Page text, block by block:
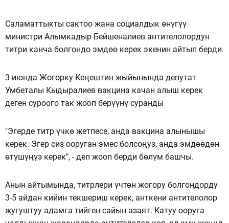
Саламаттыкты сактоо жана социалдык өнүгүү
министри Алымкадыр Бейшеналиев антителолордун
титри канча болгондо эмдөө керек экенин айтып берди.
3-июнда Жогорку Кеңештин жыйынында депутат
Умбеталы Кыдыралиев вакцина качан алыш керек
деген суроого так жооп берүүнү суранды
"Эгерде титр үчкө жетпесе, анда вакцина алынышы
керек. Эгер сиз ооруган эмес болсоңуз, анда эмдөөдөн
өтүшүңүз керек", - деп жооп берди бөлүм башчы.
Анын айтымында, титрлери үчтөн жогору болгондорду
3-5 айдан кийин текшериш керек, анткени антителолор
жугуштуу адамга тийген сайын азаят. Катуу ооруга